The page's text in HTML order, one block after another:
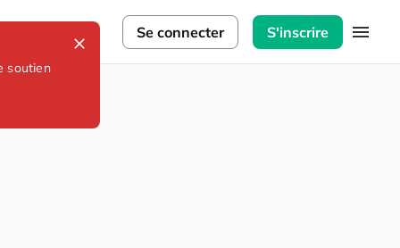
soutien
Se connecter S'inscrire